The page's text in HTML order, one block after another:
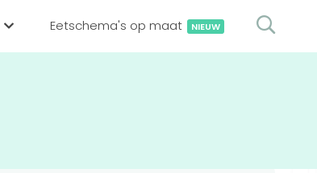
Eetschema's op maat NIEUW